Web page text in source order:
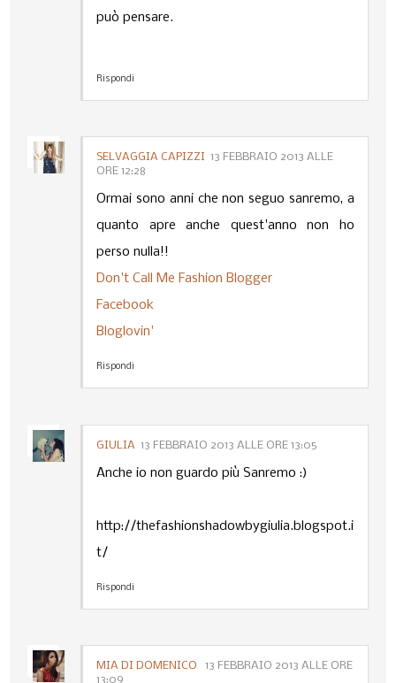
può pensare.
Rispondi
SELVAGGIA CAPIZZI 13 FEBBRAIO 2013 ALLE
ORE 12:28
Ormai sono anni che non seguo sanremo, a
quanto apre anche quest'anno non ho
perso nulla!!
Don't Call Me Fashion Blogger
Facebook
Bloglovin'
Rispondi
GIULIA 13 FEBBRAIO 2013 ALLE ORE 13:05
Anche io non guardo più Sanremo :)
http://thefashionshadowbygiulia.blogspot.i
t/
Rispondi
MIA DI DOMENICO
13 FEBBRAIO 2013 ALLE ORE
13:09